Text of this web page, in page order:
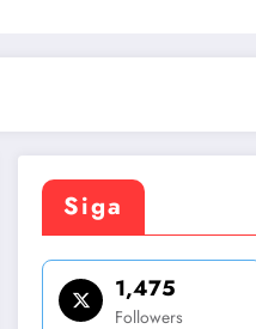
Siga
1,475
Followers